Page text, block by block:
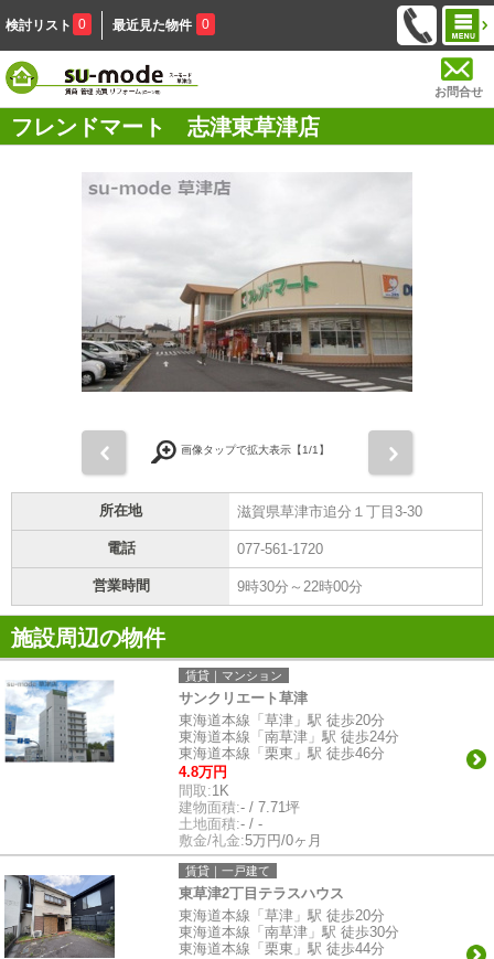
検討リスト 0 最近見た物件 0
お問合せ
フレンドマート 志津東草津店
画像タップで拡大表示【1/1】
所在地 滋賀県草津市追分１丁目3-30
電話 077-561-1720
営業時間 9時30分～22時00分
施設周辺の物件
賃貸｜マンション
サンクリエート草津
東海道本線「草津」駅 徒歩20分
東海道本線「南草津」駅 徒歩24分
東海道本線「栗東」駅 徒歩46分
4.8万円
間取:1K
建物面積:- / 7.71坪
土地面積:- / -
敷金/礼金:5万円/0ヶ月
賃貸｜一戸建て
東草津2丁目テラスハウス
東海道本線「草津」駅 徒歩20分
東海道本線「南草津」駅 徒歩30分
東海道本線「栗東」駅 徒歩44分